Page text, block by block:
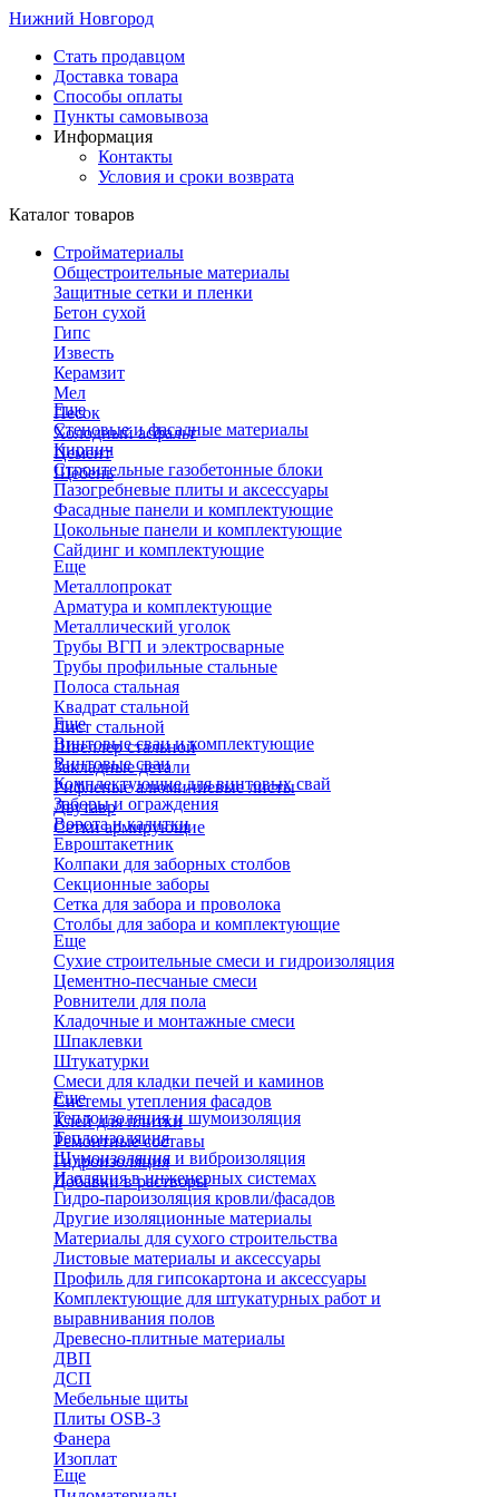
Нижний Новгород
Стать продавцом
Доставка товара
Способы оплаты
Пункты самовывоза
Информация
Контакты
Условия и сроки возврата
Каталог товаров
Стройматериалы
Общестроительные материалы
Защитные сетки и пленки
Бетон сухой
Гипс
Известь
Керамзит
Мел
Песок
Холодный асфальт
Цемент
Щебень
Еще
Стеновые и фасадные материалы
Кирпич
Строительные газобетонные блоки
Пазогребневые плиты и аксессуары
Фасадные панели и комплектующие
Цокольные панели и комплектующие
Сайдинг и комплектующие
Еще
Металлопрокат
Арматура и комплектующие
Металлический уголок
Трубы ВГП и электросварные
Трубы профильные стальные
Полоса стальная
Квадрат стальной
Лист стальной
Швеллер стальной
Закладные детали
Рифленые алюминиевые листы
Двутавр
Сетки армирующие
Еще
Винтовые сваи и комплектующие
Винтовые сваи
Комплектующие для винтовых свай
Заборы и ограждения
Ворота и калитки
Евроштакетник
Колпаки для заборных столбов
Секционные заборы
Сетка для забора и проволока
Столбы для забора и комплектующие
Еще
Сухие строительные смеси и гидроизоляция
Цементно-песчаные смеси
Ровнители для пола
Кладочные и монтажные смеси
Шпаклевки
Штукатурки
Смеси для кладки печей и каминов
Системы утепления фасадов
Клей для плитки
Ремонтные составы
Гидроизоляция
Добавки в растворы
Еще
Теплоизоляция и шумоизоляция
Теплоизоляция
Шумоизоляция и виброизоляция
Изоляция в инженерных системах
Гидро-пароизоляция кровли/фасадов
Другие изоляционные материалы
Материалы для сухого строительства
Листовые материалы и аксессуары
Профиль для гипсокартона и аксессуары
Комплектующие для штукатурных работ и
выравнивания полов
Древесно-плитные материалы
ДВП
ДСП
Мебельные щиты
Плиты OSB-3
Фанера
Изоплат
Еще